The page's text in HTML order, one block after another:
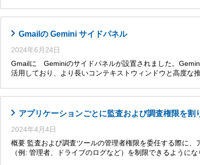
Gmailの Gemini サイドパネル
2024年6月24日
Gmailに Geminiのサイドパネルが設置されました。
活用しており、より長いコンテキストウィンドウと高度な
アプリケーションごとに監査および調査権限を割
2024年4月4日
概要 監査および調査ツールの管理者権限を委任する際に
（例: 管理者、ドライブのログなど）を制限できるように